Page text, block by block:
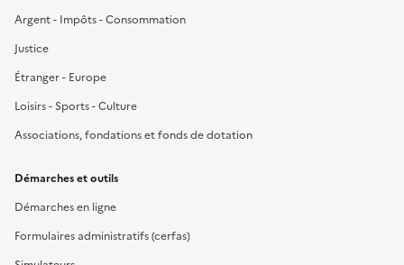
Argent - Impôts - Consommation
Justice
Étranger - Europe
Loisirs - Sports - Culture
Associations, fondations et fonds de dotation
Démarches et outils
Démarches en ligne
Formulaires administratifs (cerfas)